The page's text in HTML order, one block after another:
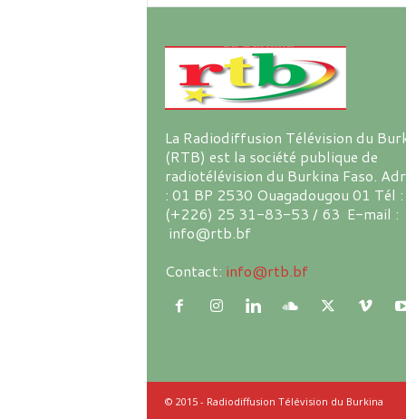
La Radiodiffusion Télévision du
(RTB) est la société publique de
radiotélévision du Burkina Faso.
: 01 BP 2530 Ouagadougou 01 Tél :
(+226) 25 31-83-53 / 63 E-mail :
info@rtb.bf
Contact: info@rtb.bf
© 2015 - Radiodiffusion Télévision du Burkina